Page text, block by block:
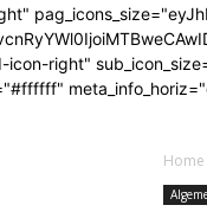
right"
Home